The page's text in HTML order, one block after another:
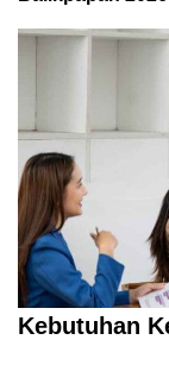
Kebutuhan